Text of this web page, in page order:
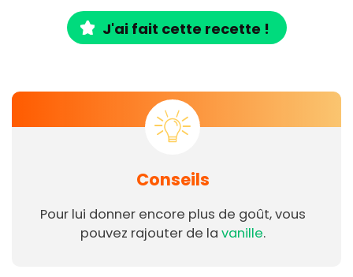
J'ai fait cette recette !
Conseils
Pour lui donner encore plus de goût, vous
pouvez rajouter de la vanille.